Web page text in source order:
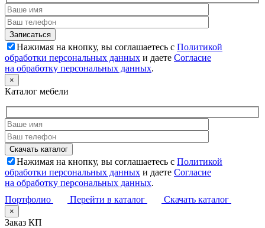
Нажимая на кнопку, вы соглашаетесь с Политикой
обработки персональных данных и даете Согласие
на обработку персональных данных.
×
Каталог мебели
Нажимая на кнопку, вы соглашаетесь с Политикой
обработки персональных данных и даете Согласие
на обработку персональных данных.
Портфолио
Перейти в каталог Скачать каталог
×
Заказ КП